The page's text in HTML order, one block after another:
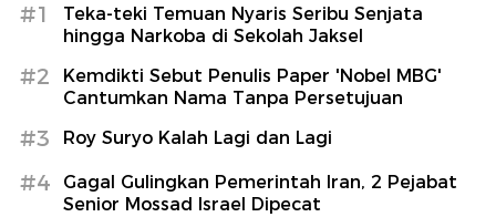
#1
Teka-teki Temuan Nyaris Seribu Senjata
hingga Narkoba di Sekolah Jaksel
#2
Kemdikti Sebut Penulis Paper 'Nobel MBG'
Cantumkan Nama Tanpa Persetujuan
#3 Roy Suryo Kalah Lagi dan Lagi
#4
Gagal Gulingkan Pemerintah Iran, 2 Pejabat
Senior Mossad Israel Dipecat